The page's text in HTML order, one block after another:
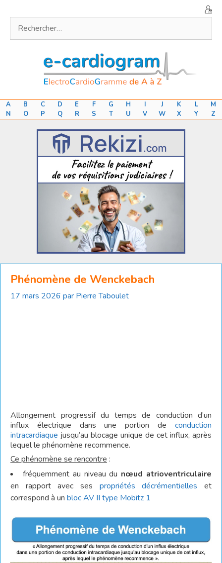
contenu
A B C D E F G H I J K L
M
N
O P Q R S T U V W X Y Z
Phénomène de Wenckebach
17 mars 2026 par Pierre Taboulet
Allongement progressif du temps de conduction d’un
influx électrique dans une portion de conduction
intracardiaque jusqu’au blocage unique de cet influx, après
lequel le phénomène recommence.
Ce phénomène se rencontre :
fréquemment au niveau du nœud atrioventriculaire
en rapport avec ses propriétés décrémentielles et
correspond à un bloc AV II type Mobitz 1